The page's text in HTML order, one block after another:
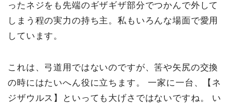
ったネジをも先端のギザギザ部分でつかんで外して
しまう程の実力の持ち主。私もいろんな場面で愛用
しています。
これは、弓道用ではないのですが、筈や矢尻の交換
の時にはたいへん役に立ちます。
一家に一台、【ネ
ジザウルス】といっても大げさではないですね。
い